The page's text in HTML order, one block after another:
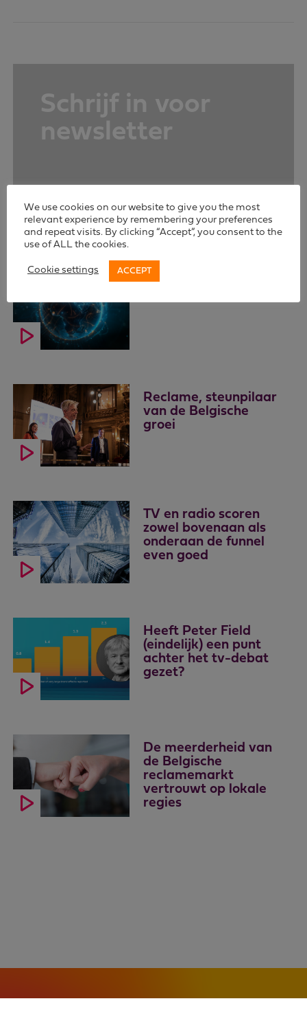
Schrijf in voor
newsletter
Related content
TV is Changing. Its
Reclame, steunpilaar
van de Belgische
groei
TV en radio scoren
zowel bovenaan als
onderaan de funnel
even goed
Heeft Peter Field
(eindelijk) een punt
achter het tv-debat
gezet?
De meerderheid van
de Belgische
reclamemarkt
vertrouwt op lokale
regies
We use cookies on our website to give you the most
relevant experience by remembering your preferences
and repeat visits. By clicking “Accept”, you consent to the
use of ALL the cookies.
Cookie settings ACCEPT